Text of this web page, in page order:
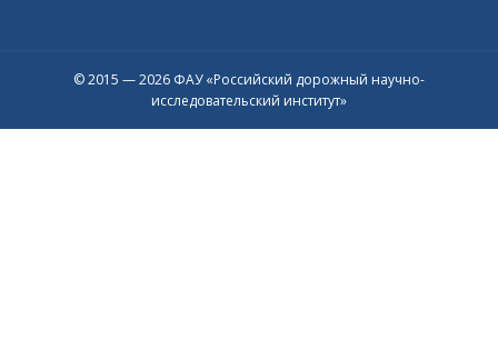
© 2015 — 2026 ФАУ «Российский дорожный научно-
исследовательский институт»